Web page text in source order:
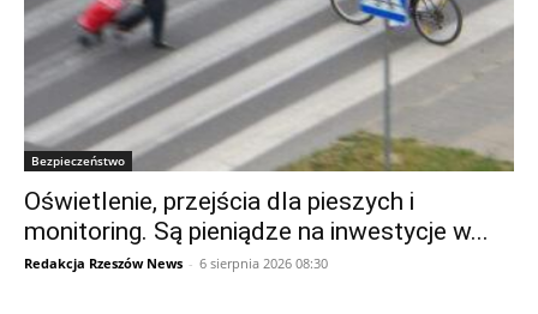
Bezpieczeństwo
Oświetlenie, przejścia dla pieszych i
monitoring. Są pieniądze na inwestycje w...
Redakcja Rzeszów News - 6 sierpnia 2026 08:30